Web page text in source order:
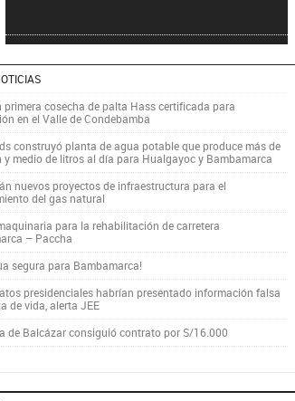
primera cosecha de palta Hass certificada para
en el Valle de Condebamba
construyó planta de agua potable que produce más de
y medio de litros al día para Hualgayoc y Bambamarca
nuevos proyectos de infraestructura para el
del gas natural
para la rehabilitación de carretera
– Paccha
segura para Bambamarca!
presidenciales habrían presentado información falsa
de vida, alerta JEE
de Balcázar consiguió contrato por S/16.000